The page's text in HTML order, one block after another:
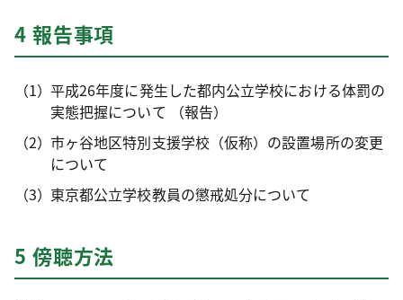
4 報告事項
平成26年度に発生した都内公立学校における体罰の
実態把握について （報告）
市ヶ谷地区特別支援学校（仮称）の設置場所の変更
について
東京都公立学校教員の懲戒処分について
5 傍聴方法